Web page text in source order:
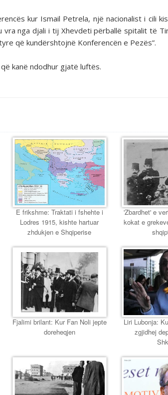
kur Ismail Petrela, një nacionalist i cili
nga djali i tij Xhevdeti përballë spitalit të
që kundërshtojnë Konferencën e Pezës”.
kanë ndodhur gjatë luftës.
E frikshme: Traktati i fshehte i
Lodres 1915, kishte hartuar
zhdukjen e Shqiperise
'Zbardhet' e
kokat e
Fjalimi brilant: Kur Fan Noli jepte
doreheqjen
Liri Lubonja:
zgjidhej